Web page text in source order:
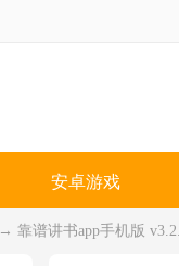
安卓游戏
→ 靠谱讲书app手机版